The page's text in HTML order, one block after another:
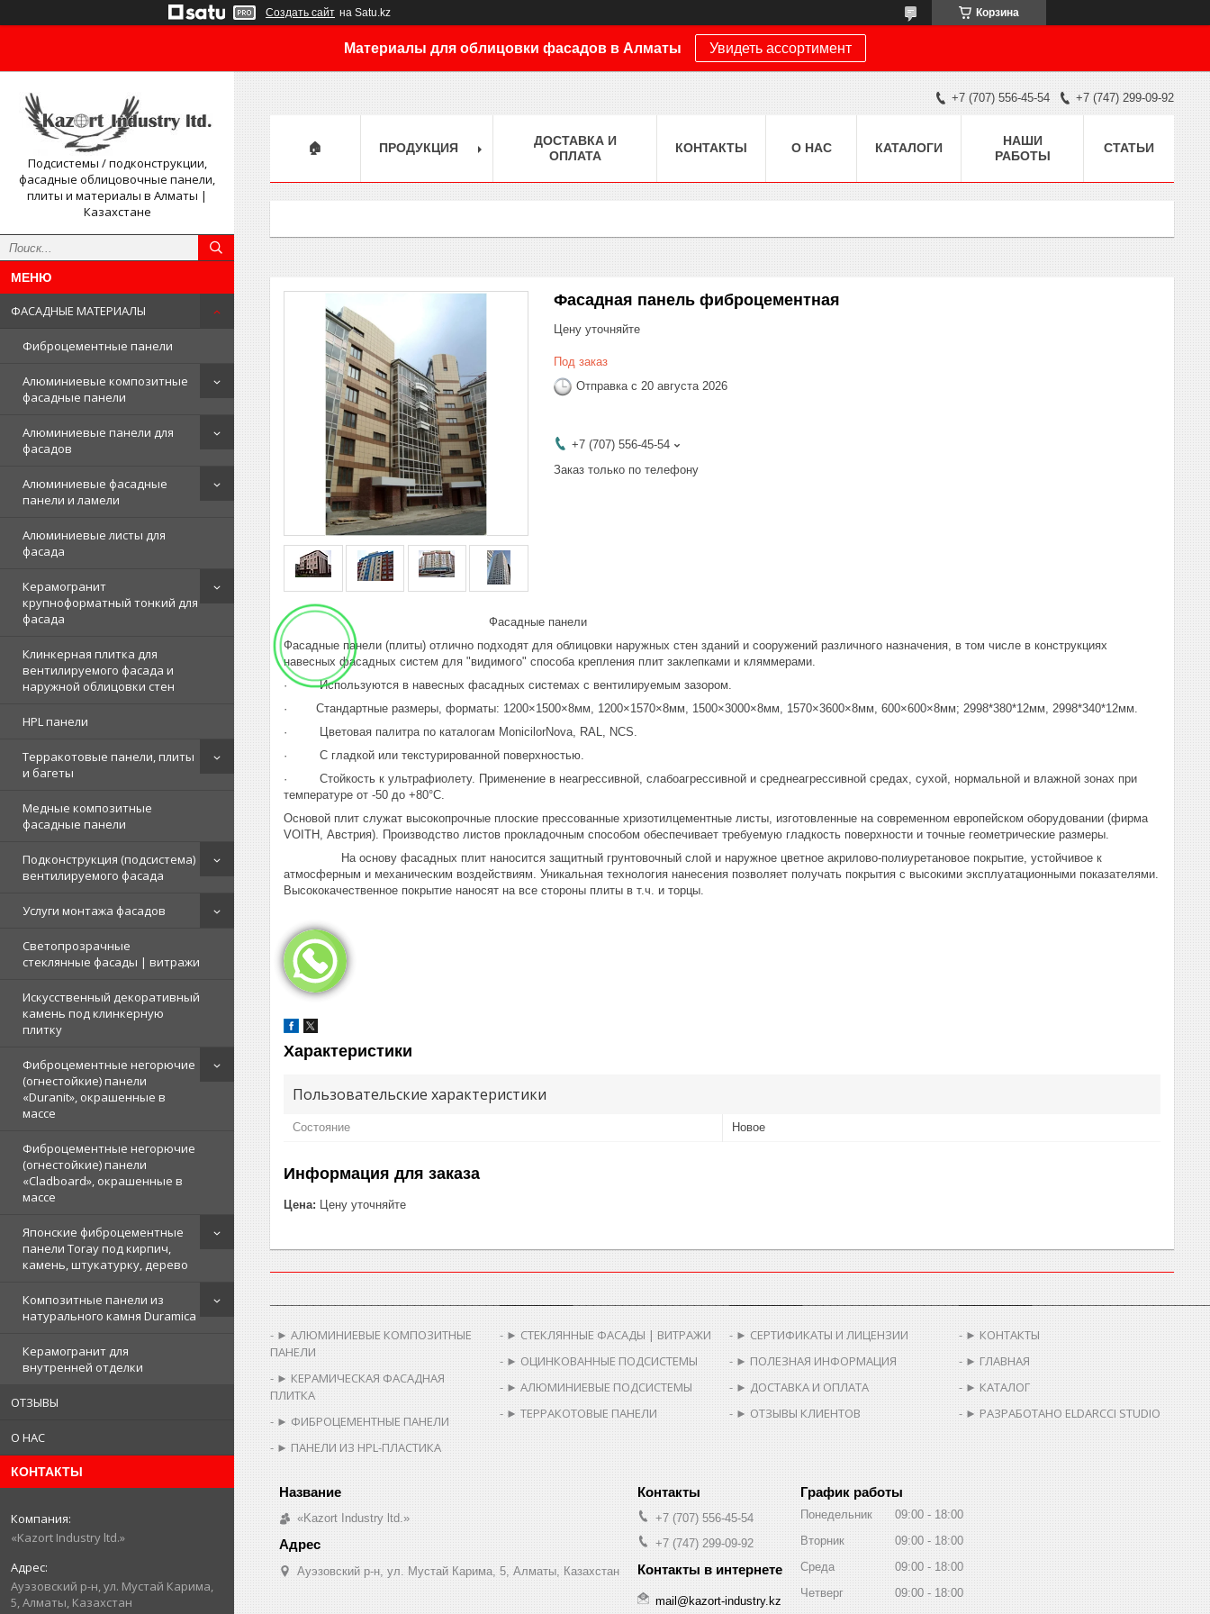
Создать сайт на Satu.kz Корзина
Материалы для облицовки фасадов в Алматы Увидеть ассортимент
Подсистемы / подконструкции,
фасадные облицовочные панели,
плиты и материалы в Алматы |
Казахстане
ФАСАДНЫЕ МАТЕРИАЛЫ
Фиброцементные панели
Алюминиевые композитные
фасадные панели
Алюминиевые панели для
фасадов
Алюминиевые фасадные
панели и ламели
Алюминиевые листы для
фасада
Керамогранит
крупноформатный тонкий для
фасада
Клинкерная плитка для
вентилируемого фасада и
наружной облицовки стен
HPL панели
Терракотовые панели, плиты
и багеты
Медные композитные
фасадные панели
Подконструкция (подсистема)
вентилируемого фасада
Услуги монтажа фасадов
Светопрозрачные
стеклянные фасады | витражи
Искусственный декоративный
камень под клинкерную
плитку
Фиброцементные негорючие
(огнестойкие) панели
«Duranit», окрашенные в
массе
Фиброцементные негорючие
(огнестойкие) панели
«Cladboard», окрашенные в
массе
Японские фиброцементные
панели Toray под кирпич,
камень, штукатурку, дерево
Композитные панели из
натурального камня Duramica
Керамогранит для
внутренней отделки
ОТЗЫВЫ
О НАС
КОНТАКТЫ
«Kazort Industry ltd.»
​Ауэзовский р-н, ул. Мустай Карима,
5, Алматы, Казахстан
+7 (707) 556-45-54 +7 (747) 299-09-92
🏠 ПРОДУКЦИЯ
ДОСТАВКА И
ОПЛАТА
КОНТАКТЫ О НАС КАТАЛОГИ
НАШИ
РАБОТЫ
СТАТЬИ
Фасадная панель фиброцементная
Цену уточняйте
Под заказ
Отправка с 20 августа 2026
+7 (707) 556-45-54
Заказ только по телефону
Фасадные панели
Фасадные панели (плиты) отлично подходят для облицовки наружных стен зданий и сооружений различного назначения, в том числе в конструкциях
навесных фасадных систем для "видимого" способа крепления плит заклепками и кляммерами.
· Используются в навесных фасадных системах с вентилируемым зазором.
· Стандартные размеры, форматы: 1200×1500×8мм, 1200×1570×8мм, 1500×3000×8мм, 1570×3600×8мм, 600×600×8мм; 2998*380*12мм, 2998*340*12мм.
· Цветовая палитра по каталогам MonicilorNova, RAL, NCS.
· С гладкой или текстурированной поверхностью.
· Стойкость к ультрафиолету. Применение в неагрессивной, слабоагрессивной и среднеагрессивной средах, сухой, нормальной и влажной зонах при
температуре от -50 до +80°С.
Основой плит служат высокопрочные плоские прессованные хризотилцементные листы, изготовленные на современном европейском оборудовании (фирма
VOITH, Австрия). Производство листов прокладочным способом обеспечивает требуемую гладкость поверхности и точные геометрические размеры.
На основу фасадных плит наносится защитный грунтовочный слой и наружное цветное акрилово-полиуретановое покрытие, устойчивое к
атмосферным и механическим воздействиям. Уникальная технология нанесения позволяет получать покрытия с высокими эксплуатационными показателями.
Высококачественное покрытие наносят на все стороны плиты в т.ч. и торцы.
Характеристики
Пользовательские характеристики
Состояние Новое
Информация для заказа
Цена: Цену уточняйте
► АЛЮМИНИЕВЫЕ КОМПОЗИТНЫЕ
ПАНЕЛИ
► КЕРАМИЧЕСКАЯ ФАСАДНАЯ
ПЛИТКА
► ФИБРОЦЕМЕНТНЫЕ ПАНЕЛИ
► ПАНЕЛИ ИЗ HPL-ПЛАСТИКА
► СТЕКЛЯННЫЕ ФАСАДЫ | ВИТРАЖИ
► ОЦИНКОВАННЫЕ ПОДСИСТЕМЫ
► АЛЮМИНИЕВЫЕ ПОДСИСТЕМЫ
► ТЕРРАКОТОВЫЕ ПАНЕЛИ
► СЕРТИФИКАТЫ И ЛИЦЕНЗИИ
► ПОЛЕЗНАЯ ИНФОРМАЦИЯ
► ДОСТАВКА И ОПЛАТА
► ОТЗЫВЫ КЛИЕНТОВ
► КОНТАКТЫ
► ГЛАВНАЯ
► КАТАЛОГ
► РАЗРАБОТАНО ELDARCCI STUDIO
«Kazort Industry ltd.»
​Ауэзовский р-н, ул. Мустай Карима, 5, Алматы, Казахстан
+7 (707) 556-45-54
+7 (747) 299-09-92
mail@kazort-industry.kz
График работы
Понедельник 09:00
18:00
Вторник
09:00
18:00
Среда
09:00
18:00
Четверг
09:00
18:00